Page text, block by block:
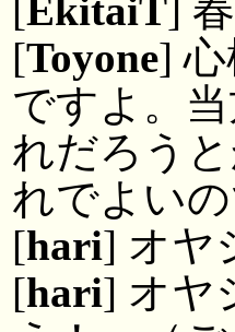
[EkitaiT]
[Toyone]
ですよ。
れだろう
れでよいの
[hari] オヤ
[hari] オヤ